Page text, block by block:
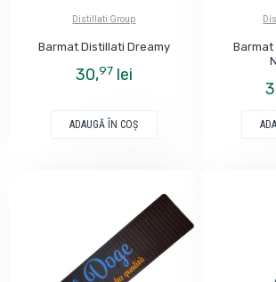
Distillati Group
Barmat Distillati Dreamy
30,97lei
ADAUGĂ ÎN COŞ